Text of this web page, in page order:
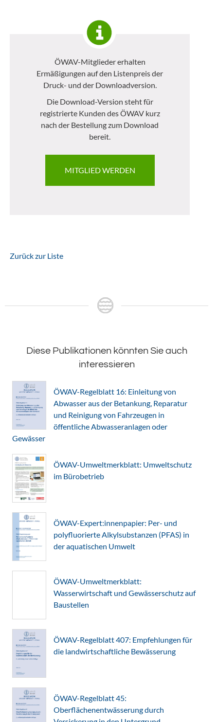
ÖWAV-Mitglieder erhalten
Ermäßigungen auf den Listenpreis der
Druck- und der Downloadversion.
Die Download-Version steht für
registrierte Kunden des ÖWAV kurz
nach der Bestellung zum Download
bereit.
MITGLIED WERDEN
Zurück zur Liste
Diese Publikationen könnten Sie auch
interessieren
ÖWAV-Regelblatt 16: Einleitung von
Abwasser aus der Betankung, Reparatur
und Reinigung von Fahrzeugen in
öffentliche Abwasseranlagen oder
Gewässer
ÖWAV-Umweltmerkblatt: Umweltschutz
im Bürobetrieb
ÖWAV-Expert:innenpapier: Per- und
polyfluorierte Alkylsubstanzen (PFAS) in
der aquatischen Umwelt
ÖWAV-Umweltmerkblatt:
Wasserwirtschaft und Gewässerschutz auf
Baustellen
ÖWAV-Regelblatt 407: Empfehlungen für
die landwirtschaftliche Bewässerung
ÖWAV-Regelblatt 45:
Oberflächenentwässerung durch